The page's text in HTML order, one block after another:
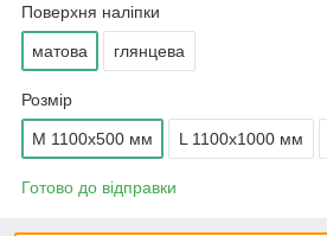
Поверхня наліпки
матова глянцева
Розмір
М 1100х500 мм L 1100х1000 мм
Готово до відправки